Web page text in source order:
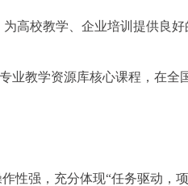
高校教学、企业培训提供良好
业教学资源库核心课程，在全
性强，充分体现“任务驱动，项